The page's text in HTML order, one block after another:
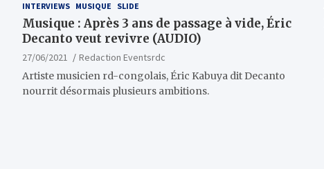
INTERVIEWS MUSIQUE SLIDE
Musique : Après 3 ans de passage à vide, Éric
Decanto veut revivre (AUDIO)
27/06/2021
Redaction Eventsrdc
Artiste musicien rd-congolais, Éric Kabuya dit Decanto
nourrit désormais plusieurs ambitions.